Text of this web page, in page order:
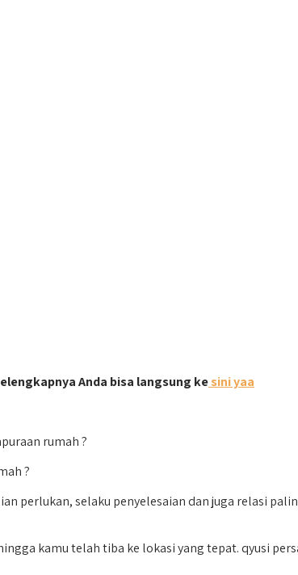
Anda bisa langsung kesini yaa
rumah ?
?
perlukan, selaku penyelesaian dan juga relasi
kamu telah tiba ke lokasi yang tepat. qyusi